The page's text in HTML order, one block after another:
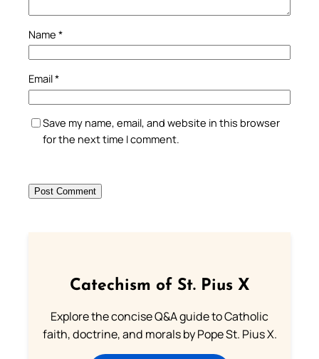
Name *
Email*
Save my name, email, and website in this browser
for the next time I comment.
Catechism of St. Pius X
Explore the concise Q&A guide to Catholic
faith, doctrine, and morals by Pope St. Pius X.